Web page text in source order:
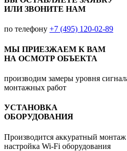
ИЛИ ЗВОНИТЕ НАМ
по телефону +7 (495) 120-02-89
МЫ ПРИЕЗЖАЕМ К ВАМ
НА ОСМОТР ОБЪЕКТА
производим замеры уровня
монтажных работ
УСТАНОВКА
ОБОРУДОВАНИЯ
Производится аккуратный
настройка Wi-Fi оборудования